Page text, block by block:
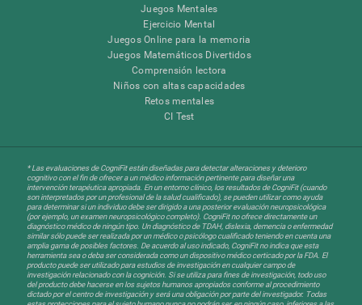
Juegos Mentales
Ejercicio Mental
Juegos Online para la memoria
Juegos Matemáticos Divertidos
Comprensión lectora
Niños con altas capacidades
Retos mentales
CI Test
* Las evaluaciones de CogniFit están diseñadas para detectar alteraciones y deterioro
cognitivo con el fin de ofrecer a un médico información pertinente para diseñar una
intervención terapéutica apropiada. En un entorno clínico, los resultados de CogniFit (cuando
son interpretados por un profesional de la salud cualificado), se pueden utilizar como ayuda
para determinar si un individuo debe ser dirigido a una posterior evaluación neuropsicológica
(por ejemplo, un examen neuropsicológico completo). CogniFit no ofrece directamente un
diagnóstico médico de ningún tipo. Un diagnóstico de TDAH, dislexia, demencia o enfermedad
similar sólo puede ser realizada por un médico o psicólogo cualificado teniendo en cuenta una
amplia gama de posibles factores. De acuerdo al uso indicado, CogniFit no indica que esta
herramienta sea o deba ser considerada como un dispositivo médico certicado por la FDA. El
producto puede ser utilizado para estudios de investigación en cualquier campo de
investigación relacionado con la cognición. Si se utiliza para fines de investigación, todo uso
del producto debe hacerse en los sujetos humanos apropiados conforme al procedimiento
dictado por el centro de investigación y será una obligación por parte del investigador. Todas